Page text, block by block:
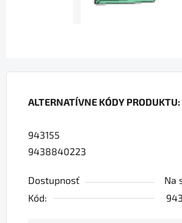
ALTERNATÍVNE KÓDY PRODUKTU:
943155
9438840223
Dostupnosť Na
Kód: